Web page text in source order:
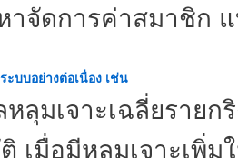
าจัดการค่าสมาชิก
ะบบอย่างต่อเนื่อง เช่น
ลุมเจาะเฉลี่ยรายก
เมื่อมีหลุมเจาะเพิ่